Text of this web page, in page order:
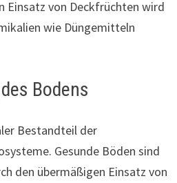
Einsatz von Deckfrüchten wird
wie Düngemitteln
Bodens
Bestandteil der
Gesunde Böden sind
den übermäßigen Einsatz von